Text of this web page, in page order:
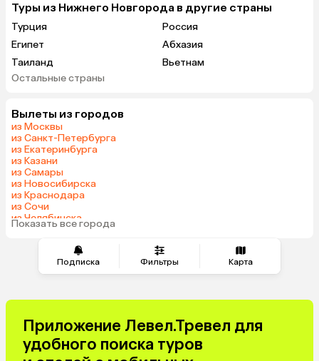
Подписка Фильтры Карта
Туры из Нижнего Новгорода в другие страны
Турция
Россия
Египет
Абхазия
Таиланд
Вьетнам
ОАЭ
Армения
Казахстан
Узбекистан
Катар
Гонконг
Таджикистан
Остальные страны
Вылеты из городов
из Москвы
из Санкт-Петербурга
из Екатеринбурга
из Казани
из Самары
из Новосибирска
из Краснодара
из Сочи
из Челябинска
из Тюмени
Показать все города
Приложение Левел.Тревел для
удобного поиска туров